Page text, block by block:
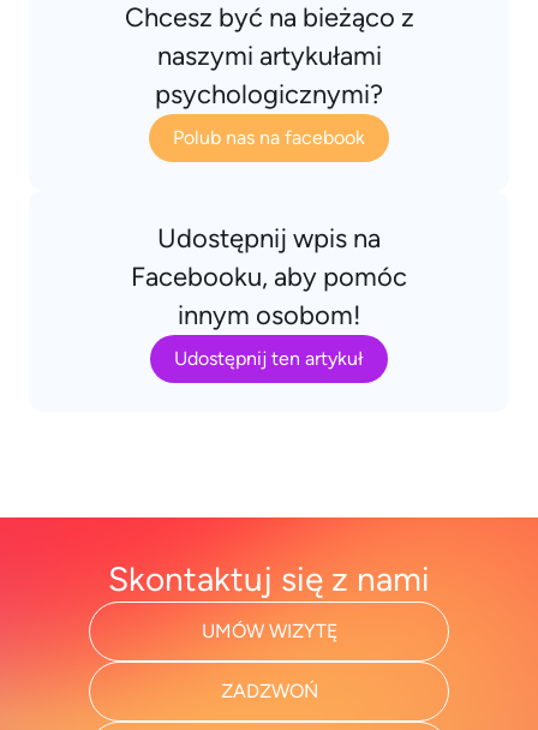
Chcesz być na bieżąco z
naszymi artykułami
psychologicznymi?
Polub nas na facebook
Udostępnij wpis na
Facebooku, aby pomóc
innym osobom!
Udostępnij ten artykuł
Skontaktuj się z nami
UMÓW WIZYTĘ
ZADZWOŃ